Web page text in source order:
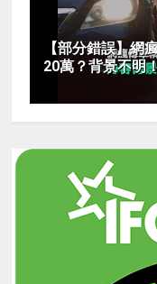
【部分錯誤】網
20萬？背景不明